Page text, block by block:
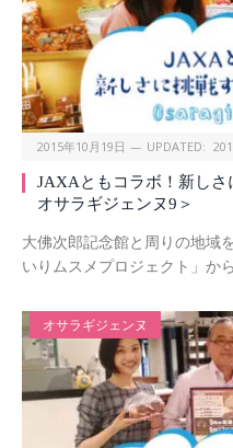
2015年10月19日 UPDATED:
JAXAともコラボ！新しさ
オサラギジェンヌ9＞
大佛次郎記念館と周りの地域
いりムスメプロジェクト」か
オサラギジェンヌ